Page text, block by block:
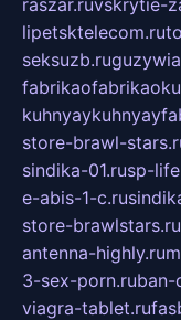
lipetsktelecom.ru
seksuzb.ru
store-brawl-
sindika-01.rusp-
e-abis-1-c.ru
store-brawlstars.ru
antenna-highly.ru
3-sex-porn.ruban-
viagra-tablet.ru